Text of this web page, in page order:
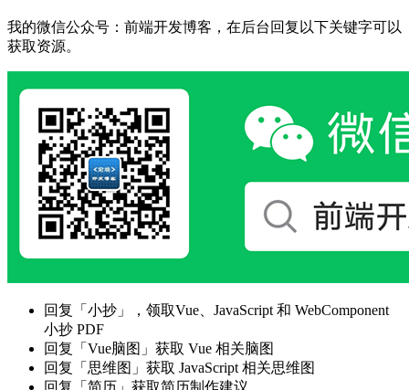
我的微信公众号：前端开发博客，在后台回复以下关键字可以
获取资源。
回复「小抄」，领取Vue、JavaScript 和 WebComponent
小抄 PDF
回复「Vue脑图」获取 Vue 相关脑图
回复「思维图」获取 JavaScript 相关思维图